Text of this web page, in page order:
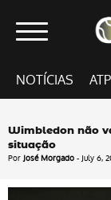
NOTÍCIAS
Wimbledon não
situação
Por José Morgado - July 6,